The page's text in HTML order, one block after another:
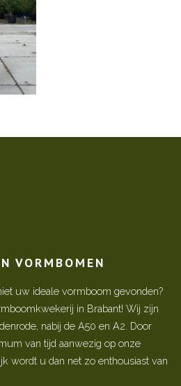
VORMBOMEN
uw ideale vormboom gevonden?
in Brabant! Wij zijn
nabij de A50 en A2. Door
van tijd aanwezig op onze
wordt u dan net zo enthousiast van